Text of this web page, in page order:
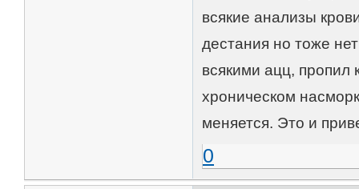
всякие анализы
дестания но тоже
всякими ацц, пропил
хроническом
меняется. Это и
0